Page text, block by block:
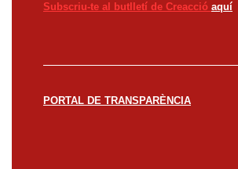
Subscriu-te al butlletí de Creacció aquí
PORTAL DE TRANSPARÈNCIA